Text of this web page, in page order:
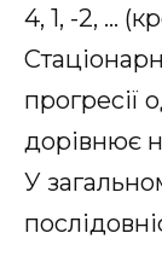
4, 1, -2, …
прогресії
дорівнює
У